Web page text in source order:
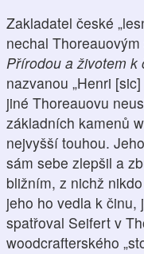
Zakladatel české
nechal
Přírodou a životem k
nazvanou „Henri
jiné Thoreauovu
základních kamenů
nejvyšší touhou.
sám sebe zlepšil a
bližním, z nichž
jeho ho vedla k činu,
spatřoval Seifert v
woodcrafterského